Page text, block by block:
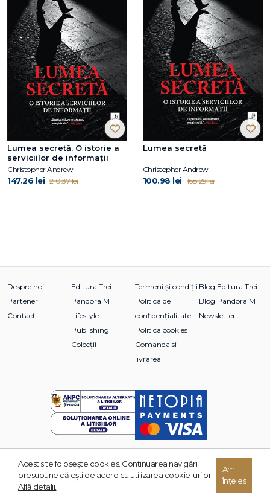
Lumea secretă. O istorie a
serviciilor de informații
Christopher Andrew
147.26 lei 210.37 lei
Lumea secretă
Christopher Andrew
100.98 lei 168.29 lei
Despre noi
Parteneri
Contact
Editura Trei
Pandora M
Lifestyle
Publishing
Colecții
Termeni și condiții
Politica de
confidențialitate
Politica cookies
Comanda si
livrarea
Blog Editura Trei
Blog Pandora M
Newsletter
© 2026 Grupul Editorial TREI. Toate drepturile rezervate.
Acest site foloseşte cookies. Continuarea navigării
presupune că eşti de acord cu utilizarea cookie-urilor.
Află detalii.
Am
înțeles